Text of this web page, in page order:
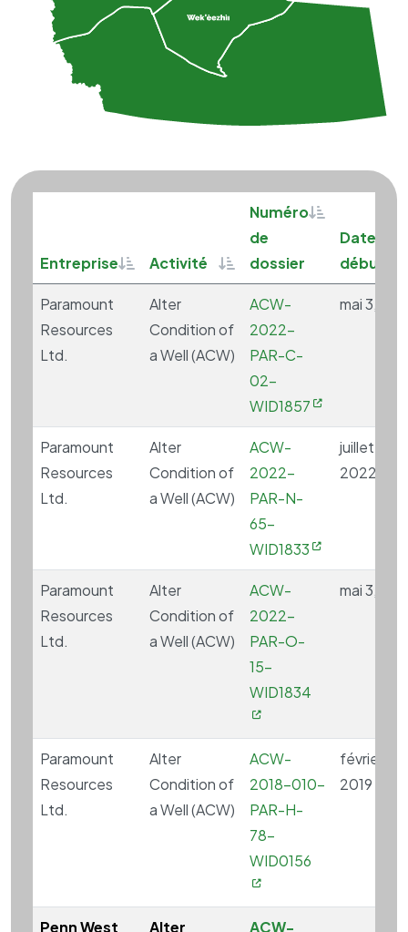
EntrepriseSortable
Activité Sortable
Numéro
de
dossier
Sortable
Date de
début
Paramount
Resources
Ltd.
Alter
Condition of
a Well (ACW)
ACW-
2022-
PAR-C-
02-
WID1857
mai 3,
Paramount
Resources
Ltd.
Alter
Condition of
a Well (ACW)
ACW-
2022-
PAR-N-
65-
WID1833
juillet 25,
2022
Paramount
Resources
Ltd.
Alter
Condition of
a Well (ACW)
ACW-
2022-
PAR-O-
15-
WID1834
mai 3,
Paramount
Resources
Ltd.
Alter
Condition of
a Well (ACW)
ACW-
2018-010-
PAR-H-
78-
WID0156
février 11,
2019
Penn West Alter ACW-